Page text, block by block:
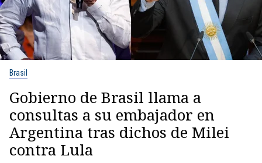
Brasil
Gobierno de Brasil llama a
consultas a su embajador en
Argentina tras dichos de Milei
contra Lula